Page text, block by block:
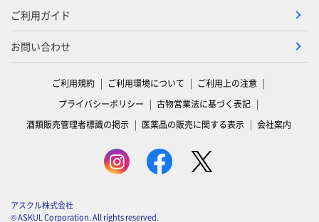
ご利用ガイド
お問い合わせ
ご利用規約 ご利用環境について
ご利用上の注意
プライバシーポリシー
古物営業法に基づく表記
酒類販売管理者標識の掲示
医薬品の販売に関する表示 会社案内
アスクル株式会社
© ASKUL Corporation. All rights reserved.